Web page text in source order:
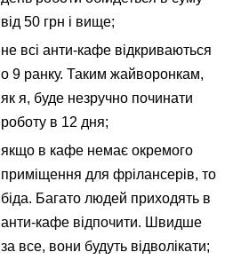
від 50 грн і вище;
не всі анти-кафе відкриваються
о 9 ранку. Таким жайворонкам,
як я, буде незручно починати
роботу в 12 дня;
якщо в кафе немає окремого
приміщення для фрілансерів, то
біда. Багато людей приходять в
анти-кафе відпочити. Швидше
за все, вони будуть відволікати;